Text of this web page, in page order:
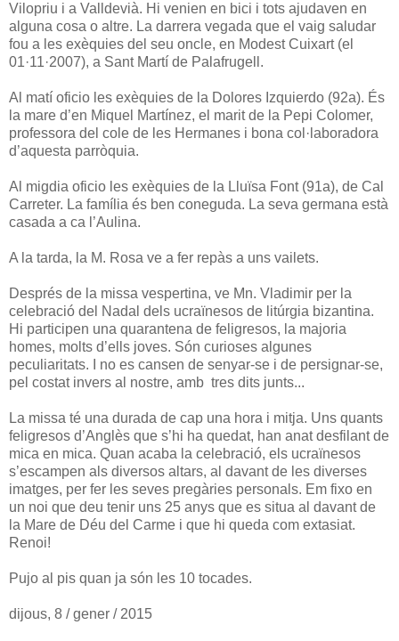
Vilopriu i a Valldevià. Hi venien en bici i tots ajudaven en
alguna cosa o altre. La darrera vegada que el vaig saludar
fou a les exèquies del seu oncle, en Modest Cuixart (el
01·11·2007), a Sant Martí de Palafrugell.
Al matí oficio les exèquies de la Dolores Izquierdo (92a). És
la mare d’en Miquel Martínez, el marit de la Pepi Colomer,
professora del cole de les Hermanes i bona col·laboradora
d’aquesta parròquia.
Al migdia oficio les exèquies de la Lluïsa Font (91a), de Cal
Carreter. La família és ben coneguda. La seva germana està
casada a ca l’Aulina.
A la tarda, la M. Rosa ve a fer repàs a uns vailets.
Després de la missa vespertina, ve Mn. Vladimir per la
celebració del Nadal dels ucraïnesos de litúrgia bizantina.
Hi participen una quarantena de feligresos, la majoria
homes, molts d’ells joves. Són curioses algunes
peculiaritats. I no es cansen de senyar-se i de persignar-se,
pel costat invers al nostre, amb tres dits junts...
La missa té una durada de cap una hora i mitja. Uns quants
feligresos d’Anglès que s’hi ha quedat, han anat desfilant de
mica en mica. Quan acaba la celebració, els ucraïnesos
s’escampen als diversos altars, al davant de les diverses
imatges, per fer les seves pregàries personals. Em fixo en
un noi que deu tenir uns 25 anys que es situa al davant de
la Mare de Déu del Carme i que hi queda com extasiat.
Renoi!
Pujo al pis quan ja són les 10 tocades.
dijous, 8 / gener / 2015